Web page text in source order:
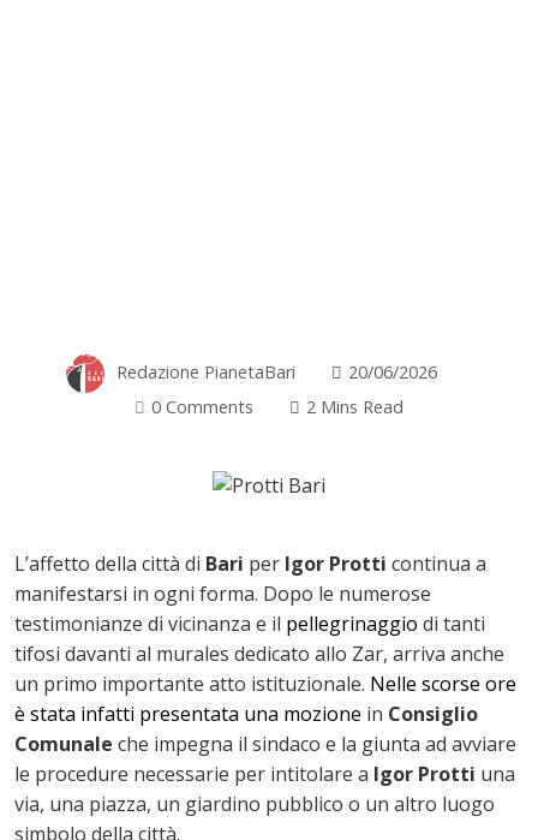
Redazione PianetaBari
20/06/2026
0 Comments
2 Mins Read
L’affetto della città di Bari per Igor Protti continua a
manifestarsi in ogni forma. Dopo le numerose
testimonianze di vicinanza e il pellegrinaggio di tanti
tifosi davanti al murales dedicato allo Zar, arriva anche
un primo importante atto istituzionale. Nelle scorse ore
è stata infatti presentata una mozione in Consiglio
Comunale che impegna il sindaco e la giunta ad avviare
le procedure necessarie per intitolare a Igor Protti una
via, una piazza, un giardino pubblico o un altro luogo
simbolo della città.